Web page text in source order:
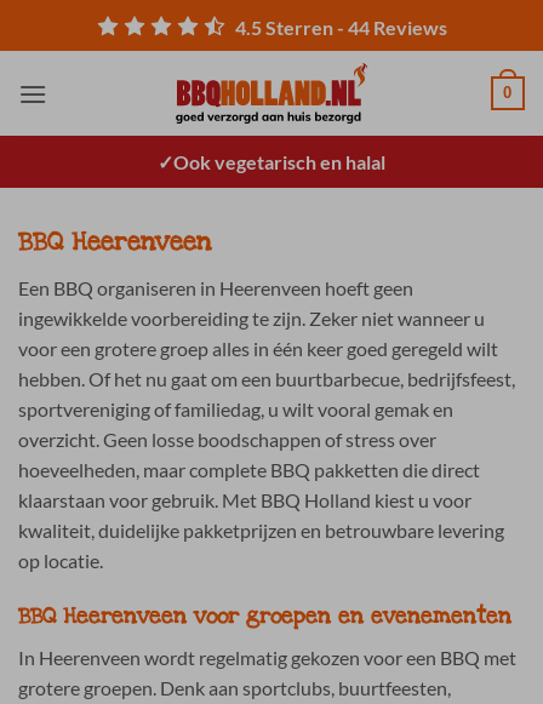
naar
4.5Sterren - 44Reviews
0
Ook vegetarisch en halal
BBQ Heerenveen
Een BBQ organiseren in Heerenveen hoeft geen
ingewikkelde voorbereiding te zijn. Zeker niet wanneer u
voor een grotere groep alles in één keer goed geregeld wilt
hebben. Of het nu gaat om een buurtbarbecue, bedrijfsfeest,
sportvereniging of familiedag, u wilt vooral gemak en
overzicht. Geen losse boodschappen of stress over
hoeveelheden, maar complete BBQ pakketten die direct
klaarstaan voor gebruik. Met BBQ Holland kiest u voor
kwaliteit, duidelijke pakketprijzen en betrouwbare levering
op locatie.
BBQ Heerenveen voor groepen en evenementen
In Heerenveen wordt regelmatig gekozen voor een BBQ met
grotere groepen. Denk aan sportclubs, buurtfeesten,